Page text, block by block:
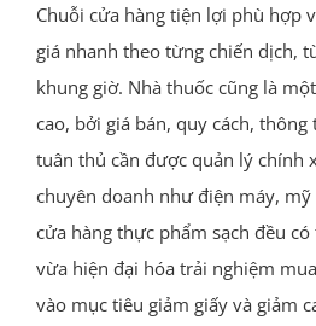
Chuỗi cửa hàng tiện lợi phù hợp
giá nhanh theo từng chiến dịch,
khung giờ. Nhà thuốc cũng là
cao, bởi giá bán, quy cách,
tuân thủ cần được quản lý chính
chuyên doanh như điện máy,
cửa hàng thực phẩm sạch đều có
vừa hiện đại hóa trải nghiệm
vào mục tiêu giảm giấy và giảm